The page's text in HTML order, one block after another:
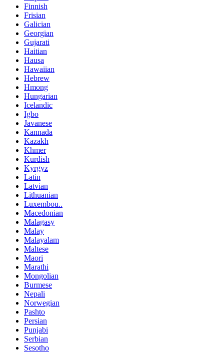
Finnish
Frisian
Galician
Georgian
Gujarati
Haitian
Hausa
Hawaiian
Hebrew
Hmong
Hungarian
Icelandic
Igbo
Javanese
Kannada
Kazakh
Khmer
Kurdish
Kyrgyz
Latin
Latvian
Lithuanian
Luxembou..
Macedonian
Malagasy
Malay
Malayalam
Maltese
Maori
Marathi
Mongolian
Burmese
Nepali
Norwegian
Pashto
Persian
Punjabi
Serbian
Sesotho